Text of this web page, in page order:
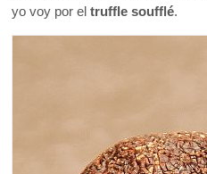
yo voy por el truffle soufflé.